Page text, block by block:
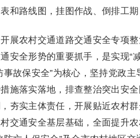
和路线图，挂图作战、倒排工
展农村交通道路交通安全专项
安全形势的重要抓手，是实现“
事故保安全”为核心，坚持党政
施落实落地，排查整治突出安
夯实主体责任，开展贴近农村
交通安全基层基础，全面提升